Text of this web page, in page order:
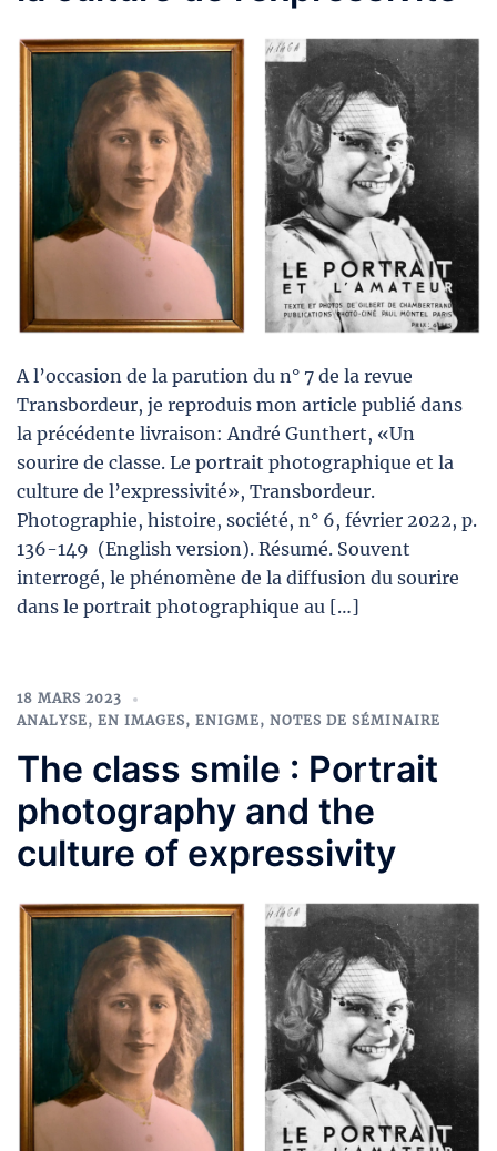
A l’occasion de la parution du n° 7 de la revue
Transbordeur, je reproduis mon article publié dans
la précédente livraison: André Gunthert, «Un
sourire de classe. Le portrait photographique et la
culture de l’expressivité», Transbordeur.
Photographie, histoire, société, n° 6, février 2022, p.
136-149 (English version). Résumé. Souvent
interrogé, le phénomène de la diffusion du sourire
dans le portrait photographique au […]
18 MARS 2023
ANALYSE, EN IMAGES, ENIGME, NOTES DE SÉMINAIRE
The class smile : Portrait
photography and the
culture of expressivity